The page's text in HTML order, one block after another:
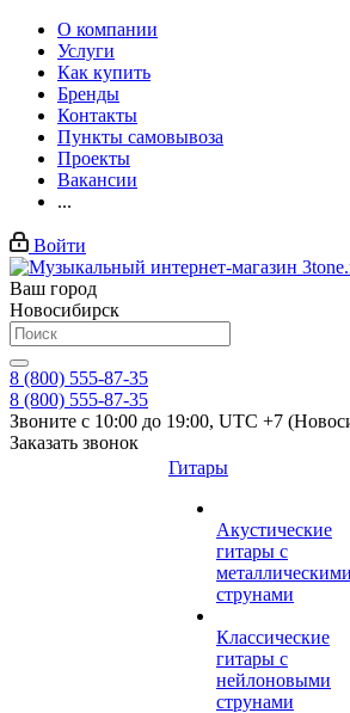
О компании
Услуги
Как купить
Бренды
Контакты
Пункты самовывоза
Проекты
Вакансии
...
Войти
Ваш город
Новосибирск
8 (800) 555-87-35
8 (800) 555-87-35
Звоните с 10:00 до 19:00, UTC +7
Заказать звонок
Гитары
Акустические
гитары с
металлическими
струнами
Классические
гитары с
нейлоновыми
струнами